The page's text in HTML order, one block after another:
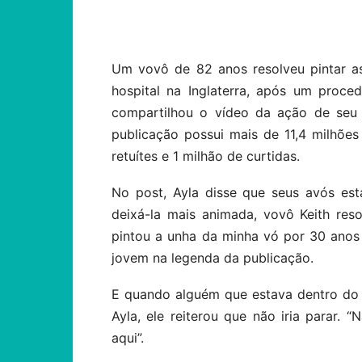
Um vovô de 82 anos resolveu pintar
hospital na Inglaterra, após um
compartilhou o vídeo da ação de
publicação possui mais de 11,4
retuítes e 1 milhão de curtidas.
No post, Ayla disse que seus avós
deixá-la mais animada, vovô Keith
pintou a unha da minha vó por 30
jovem na legenda da publicação.
E quando alguém que estava dentro
Ayla, ele reiterou que não iria parar.
aqui”.